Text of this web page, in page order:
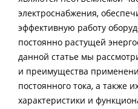
электроснабжения,
эффективную работу
постоянно растущей
данной статье мы
и преимущества
постоянного тока, а также
характеристики и